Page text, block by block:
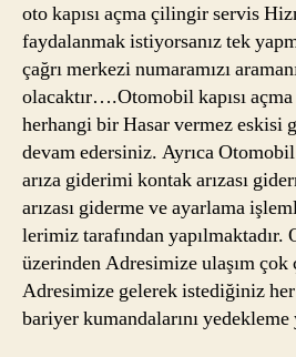
oto kapısı açma çilingir servis
faydalanmak istiyorsanız tek
çağrı merkezi numaramızı
olacaktır….Otomobil kapısı açma
herhangi bir Hasar vermez eskisi
devam edersiniz. Ayrıca
arıza giderimi kontak arızası
arızası giderme ve ayarlama
lerimiz tarafından yapılmaktadır.
üzerinden Adresimize ulaşım
Adresimize gelerek istediğiniz
bariyer kumandalarını